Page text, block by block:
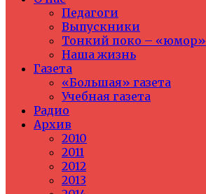
Педагоги
Выпускники
Тонкий поко – «юмор»
Наша жизнь
Газета
«Большая» газета
Учебная газета
Радио
Архив
2010
2011
2012
2013